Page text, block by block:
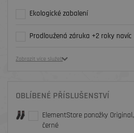
Ekologické zabalení
Prodloužená záruka +2 roky navíc
Zobrazit více služeb
OBLÍBENÉ PŘÍSLUŠENSTVÍ
ElementStore ponožky Original,
černé